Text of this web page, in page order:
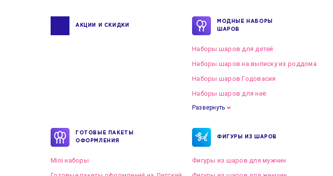
АКЦИИ И СКИДКИ
МОДНЫЕ НАБОРЫ
ШАРОВ
Наборы шаров для детей
Наборы шаров на выписку из роддома
Наборы шаров Годовасия
Наборы шаров для неё
Развернуть
ГОТОВЫЕ ПАКЕТЫ
ОФОРМЛЕНИЯ
Mini наборы
ФИГУРЫ ИЗ ШАРОВ
Фигуры из шаров для мужчин